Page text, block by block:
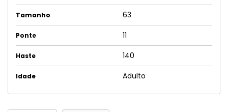
Tamanho 63
Ponte 11
Haste 140
Idade Adulto